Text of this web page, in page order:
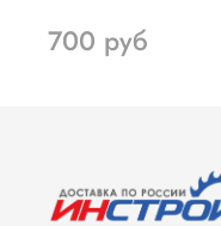
700 руб